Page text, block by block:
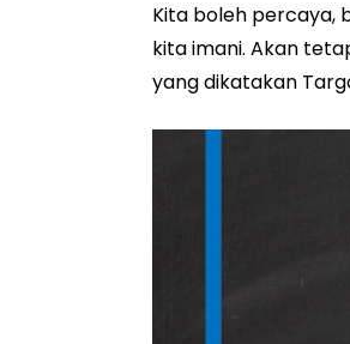
Kita boleh percaya,
kita imani. Akan
yang dikatakan